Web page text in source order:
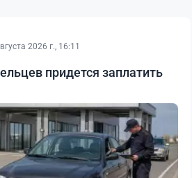
2026 г., 16:11
придется заплатить